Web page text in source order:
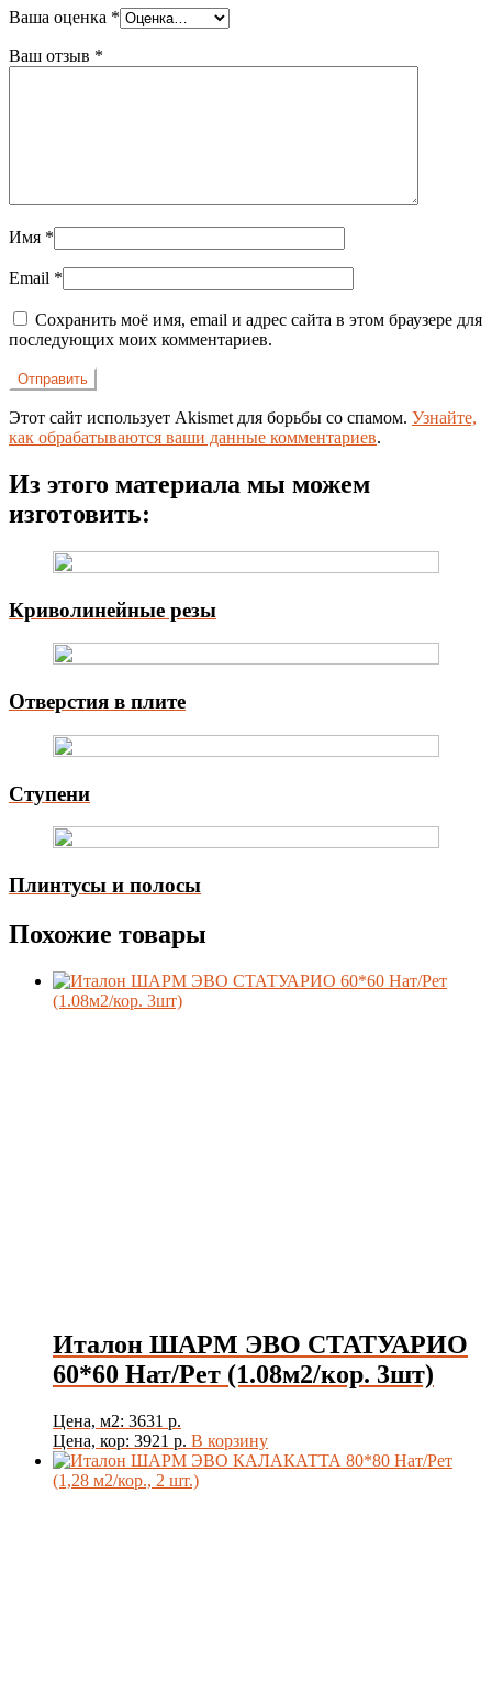
Ваша оценка *
Ваш отзыв *
Имя *
Email *
Сохранить моё имя, email и адрес сайта в этом браузере для
последующих моих комментариев.
Этот сайт использует Akismet для борьбы со спамом. Узнайте,
как обрабатываются ваши данные комментариев.
Из этого материала мы можем
изготовить:
Криволинейные резы
Отверстия в плите
Ступени
Плинтусы и полосы
Похожие товары
Италон ШАРМ ЭВО СТАТУАРИО
60*60 Нат/Рет (1.08м2/кор. 3шт)
Цена, м2: 3631 р.
Цена, кор: 3921 р. В корзину